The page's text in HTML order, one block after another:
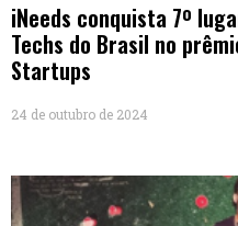
iNeeds conquista 7º
Techs do Brasil no
Startups
24 de outubro de 2024